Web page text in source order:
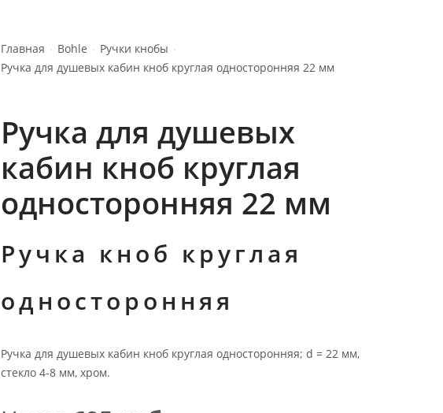
Главная Bohle
Ручки кнобы
Ручка для душевых кабин кноб круглая односторонняя 22 мм
Ручка для душевых
кабин кноб круглая
односторонняя 22 мм
Ручка кноб круглая
односторонняя
Ручка для душевых кабин кноб круглая односторонняя; d = 22 мм,
стекло 4-8 мм, хром.